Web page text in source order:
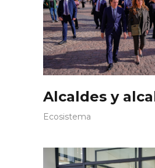
Alcaldes y
Ecosistema